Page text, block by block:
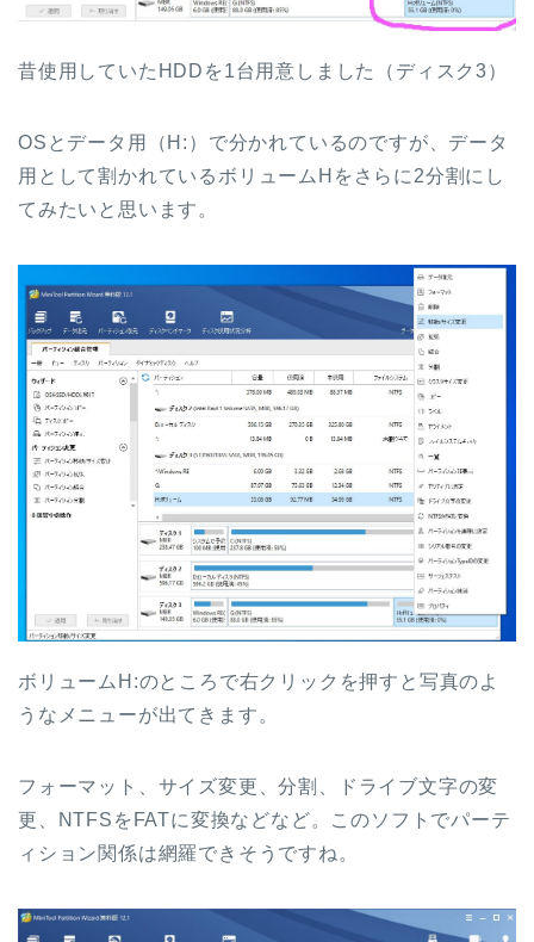
昔使用していたHDDを1台用意しました（ディスク3）
OSとデータ用（H:）で分かれているのですが、データ
用として割かれているボリュームHをさらに2分割にし
てみたいと思います。
ボリュームH:のところで右クリックを押すと写真のよ
うなメニューが出てきます。
フォーマット、サイズ変更、分割、ドライブ文字の変
更、NTFSをFATに変換などなど。このソフトでパーテ
ィション関係は網羅できそうですね。